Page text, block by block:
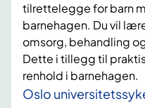
tilrettelegge for barn
barnehagen. Du vil
omsorg, behandling
Dette i tillegg til
renhold i barnehagen.
Oslo